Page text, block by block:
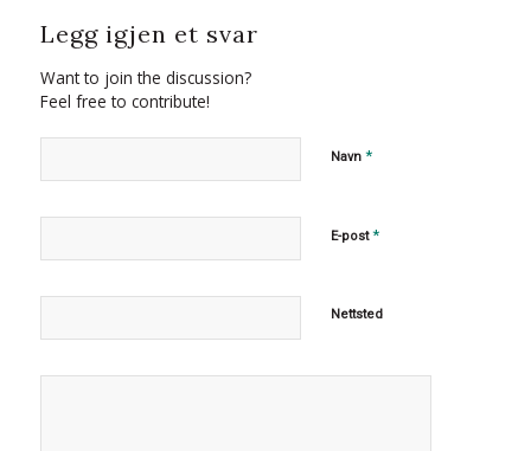
Legg igjen et svar
Want to join the discussion?
Feel free to contribute!
Navn *
E-post*
Nettsted